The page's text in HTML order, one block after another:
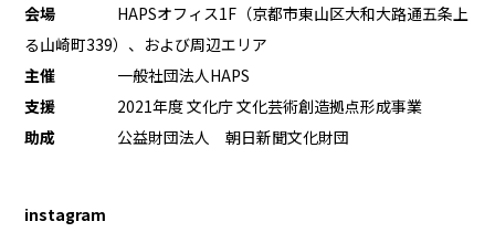
会場 HAPSオフィス1F（京都市東山区大和大路通五条上
る山崎町339）、および周辺エリア
主催 一般社団法人HAPS
支援 2021年度 文化庁 文化芸術創造拠点形成事業
助成 公益財団法人 朝日新聞文化財団
instagram